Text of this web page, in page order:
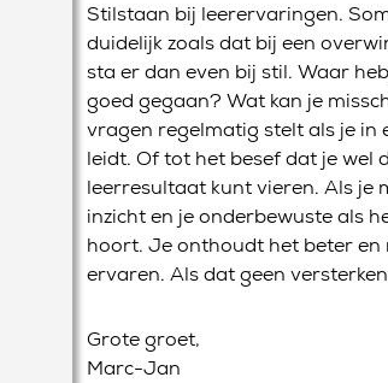
Stilstaan bij leerervaringen.
duidelijk zoals dat bij een
sta er dan even bij stil. Waar
goed gegaan? Wat kan je
vragen regelmatig stelt als je in
leidt. Of tot het besef dat je wel
leerresultaat kunt vieren. Als je
inzicht en je onderbewuste als
hoort. Je onthoudt het beter en
ervaren. Als dat geen
Grote groet,
Marc-Jan